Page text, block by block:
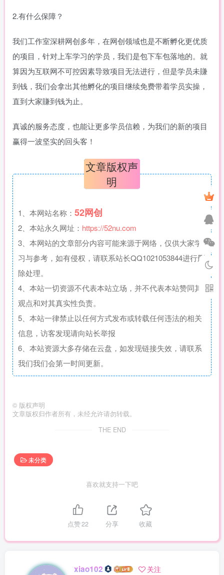
2.有什么保障？
我们工作室深耕网创多年，在网创领域也是不断孵化更优质
的项目，针对上车学习的学员，我们是包下车包落地的。就
算因为互联网不可控因素导致项目无法进行，但是学员未賺
到钱，我们会拿出其他孵化的项目继续免费带着学员实操，
直到大家賺到钱为止。
真诚的服务态度，也能让更多学员信赖，为我们的新的项目
赢得一波坚实的回头客！
文章版权声
明
1、本网站名称： 52网创
2、本站永久网址： https://52nu.com
3、本网站的文章部分内容可能来源于网络，仅供大家学
习与参考，如有侵权，请联系站长QQ1021053844进行删
除处理。
4、本站一切资源不代表本站立场，并不代表本站赞同其
观点和对其真实性负责。
5、本站一律禁止以任何方式发布或转载任何违法的相关
信息，访客发现请向站长举报
6、本站资源大多存储在云盘，如发现链接失效，请联系
我们我们会第一时间更新。
© 版权声明
文章版权归作者所有，未经允许请勿转载。
THE END
未分类
喜欢就支持一下吧
点赞22 分享 收藏
xiao102 关注